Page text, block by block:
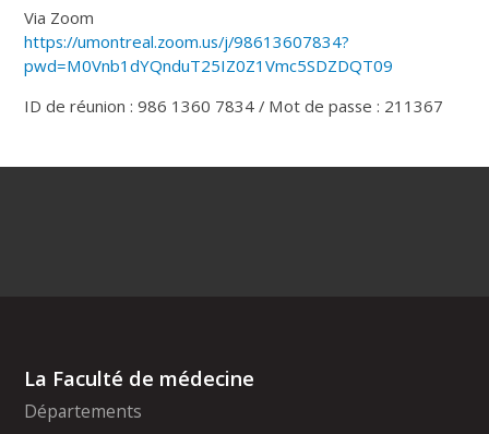
Via Zoom
https://umontreal.zoom.us/j/98613607834?
pwd=M0Vnb1dYQnduT25IZ0Z1Vmc5SDZDQT09
ID de réunion : 986 1360 7834 / Mot de passe : 211367
La Faculté de médecine
Départements